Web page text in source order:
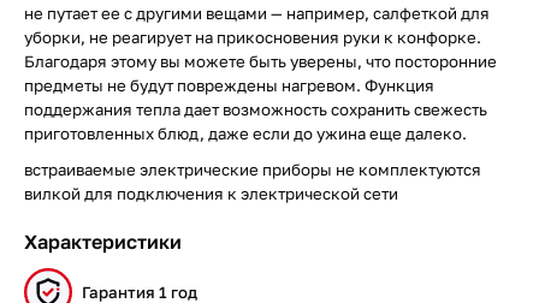
не путает ее с другими вещами — например, салфеткой для
уборки, не реагирует на прикосновения руки к конфорке.
Благодаря этому вы можете быть уверены, что посторонние
предметы не будут повреждены нагревом. Функция
поддержания тепла дает возможность сохранить свежесть
приготовленных блюд, даже если до ужина еще далеко.
встраиваемые электрические приборы не комплектуются
вилкой для подключения к электрической сети
Характеристики
Гарантия 1 год